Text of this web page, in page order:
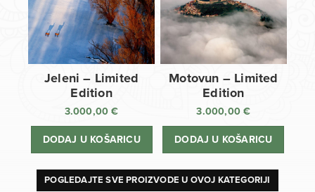
Jeleni – Limited
Edition
3.000,00€
DODAJ U KOŠARICU
Motovun – Limited
Edition
3.000,00€
DODAJ U KOŠARICU
POGLEDAJTE SVE PROIZVODE U OVOJ KATEGORIJI